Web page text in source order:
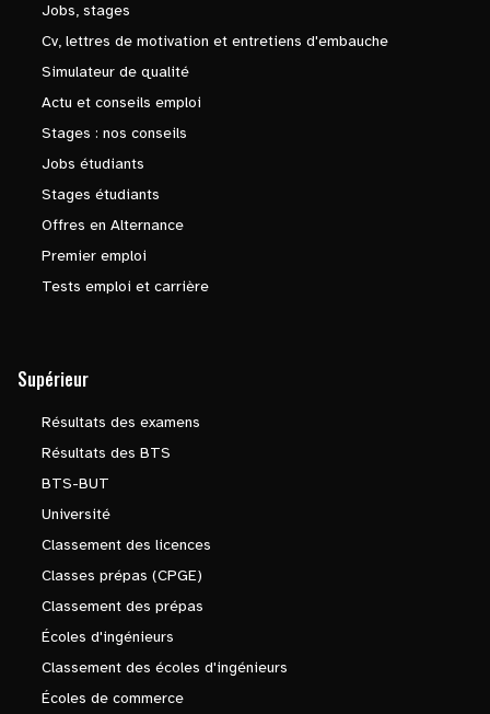
Jobs, stages
Cv, lettres de motivation et entretiens d'embauche
Simulateur de qualité
Actu et conseils emploi
Stages : nos conseils
Jobs étudiants
Stages étudiants
Offres en Alternance
Premier emploi
Tests emploi et carrière
Supérieur
Résultats des examens
Résultats des BTS
BTS-BUT
Université
Classement des licences
Classes prépas (CPGE)
Classement des prépas
Écoles d'ingénieurs
Classement des écoles d'ingénieurs
Écoles de commerce